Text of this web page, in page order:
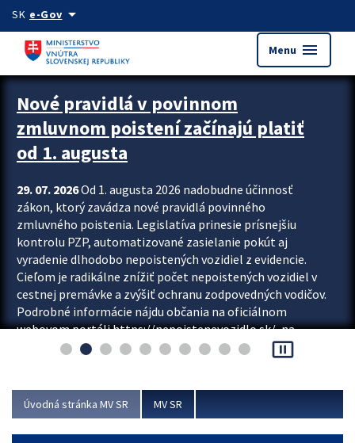
Preskocit na hlavný obsah
SK e-Govarrow_drop_down
Menu menu
Zastavit automatický posun upútavok
Nové pravidlá v povinnom
zmluvnom poistení začínajú platiť
od 1. augusta
29. 07. 2026Od 1. augusta 2026 nadobudne účinnosť
zákon, ktorý zavádza nové pravidlá povinného
zmluvného poistenia. Legislatíva prinesie prísnejšiu
kontrolu PZP, automatizované zasielanie pokút aj
vyradenie dlhodobo nepoistených vozidiel z evidencie.
Cieľom je radikálne znížiť počet nepoistených vozidiel v
cestnej premávke a zvýšiť ochranu zodpovedných vodičov.
Podrobné informácie nájdu občania na oficiálnom
webovom portáli https://nepoistenevozidlo.sk/, na
ktorom od augusta pribudne aj možnosť overiť si...
pause_presentation
Úvodná stránka MV SR MV SR